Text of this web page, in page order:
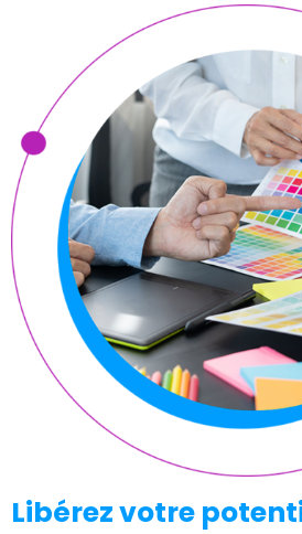
Libérez votre